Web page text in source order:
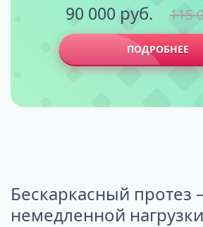
90 000 руб. 115
ПОДРОБНЕЕ
Бескаркасный протез
немедленной нагрузки